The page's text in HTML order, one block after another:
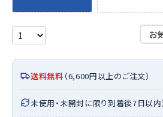
お
送料無料 （6,600円以上のご注文）
未使用・未開封に限り到着後7日以